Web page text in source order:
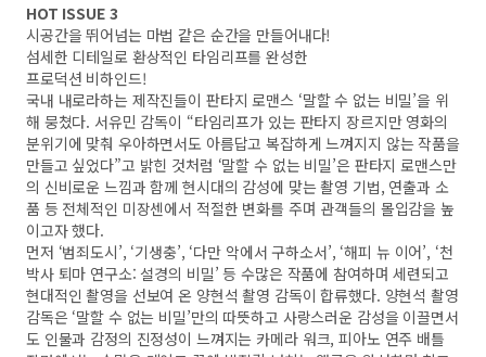
HOT ISSUE 3
시공간을 뛰어넘는 마법 같은 순간을 만들어내다!
섬세한 디테일로 환상적인 타임리프를 완성한
프로덕션 비하인드!
국내 내로라하는 제작진들이 판타지 로맨스 ‘말할 수 없는 비밀’을 위
해 뭉쳤다. 서유민 감독이 “타임리프가 있는 판타지 장르지만 영화의
분위기에 맞춰 우아하면서도 아름답고 복잡하게 느껴지지 않는 작품을
만들고 싶었다”고 밝힌 것처럼 ‘말할 수 없는 비밀’은 판타지 로맨스만
의 신비로운 느낌과 함께 현시대의 감성에 맞는 촬영 기법, 연출과 소
품 등 전체적인 미장센에서 적절한 변화를 주며 관객들의 몰입감을 높
이고자 했다.
먼저 ‘범죄도시’, ‘기생충’, ‘다만 악에서 구하소서’, ‘해피 뉴 이어’, ‘천
박사 퇴마 연구소: 설경의 비밀’ 등 수많은 작품에 참여하며 세련되고
현대적인 촬영을 선보여 온 양현석 촬영 감독이 합류했다. 양현석 촬영
감독은 ‘말할 수 없는 비밀’만의 따뜻하고 사랑스러운 감성을 이끌면서
도 인물과 감정의 진정성이 느껴지는 카메라 워크, 피아노 연주 배틀